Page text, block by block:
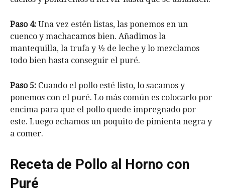
Paso 4: Una vez estén listas, las ponemos en un
cuenco y machacamos bien. Añadimos la
mantequilla, la trufa y ½ de leche y lo mezclamos
todo bien hasta conseguir el puré.
Paso 5: Cuando el pollo esté listo, lo sacamos y
ponemos con el puré. Lo más común es colocarlo por
encima para que el pollo quede impregnado por
este. Luego echamos un poquito de pimienta negra y
a comer.
Receta de Pollo al Horno con
Puré